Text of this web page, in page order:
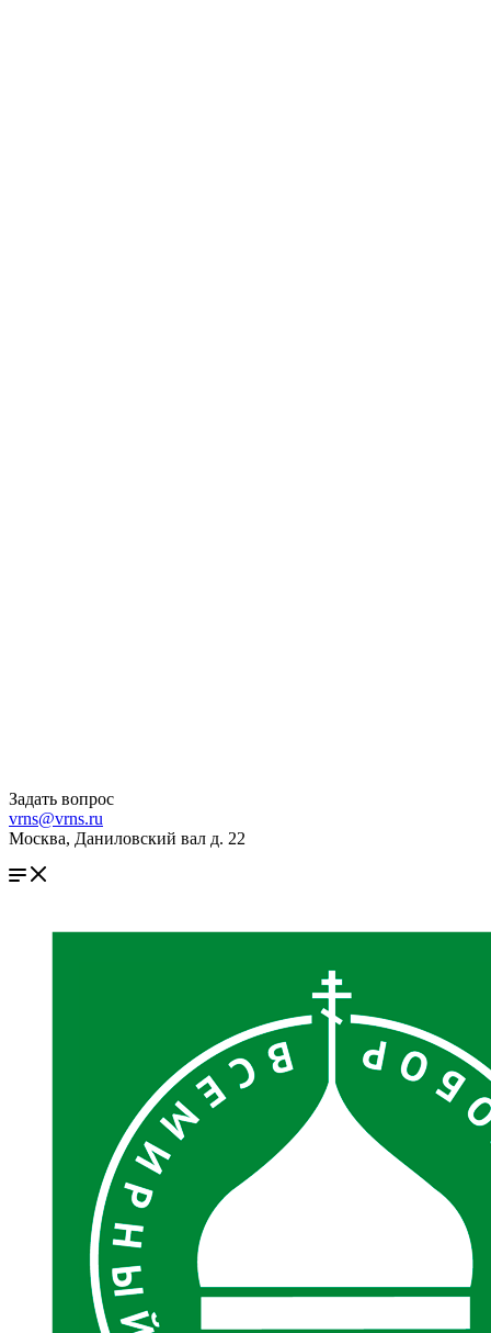
Задать вопрос
vrns@vrns.ru
Москва, Даниловский вал д. 22